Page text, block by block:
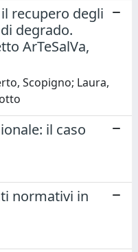
recupero degli
degrado.
ArTeSalVa,
Scopigno; Laura,
il caso
normativi in